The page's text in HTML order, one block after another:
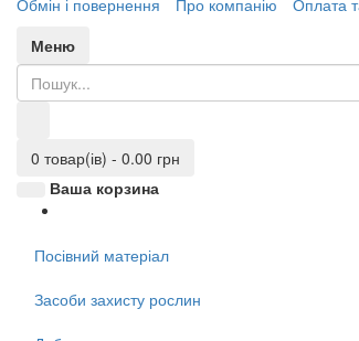
Обмін і повернення
Про компанію Оплата
Меню
0 товар(ів) - 0.00 грн
Ваша корзина
Посівний матеріал
Засоби захисту рослин